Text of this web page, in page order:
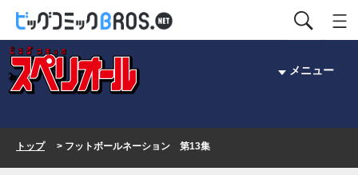
メニュー
トップ> フットボールネーション 第13集